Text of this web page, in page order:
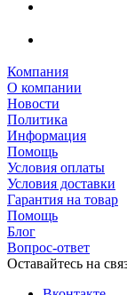
Компания
О компании
Новости
Политика
Информация
Помощь
Условия оплаты
Условия доставки
Гарантия на товар
Помощь
Блог
Вопрос-ответ
Оставайтесь на